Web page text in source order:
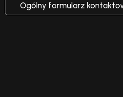
Ogólny formularz